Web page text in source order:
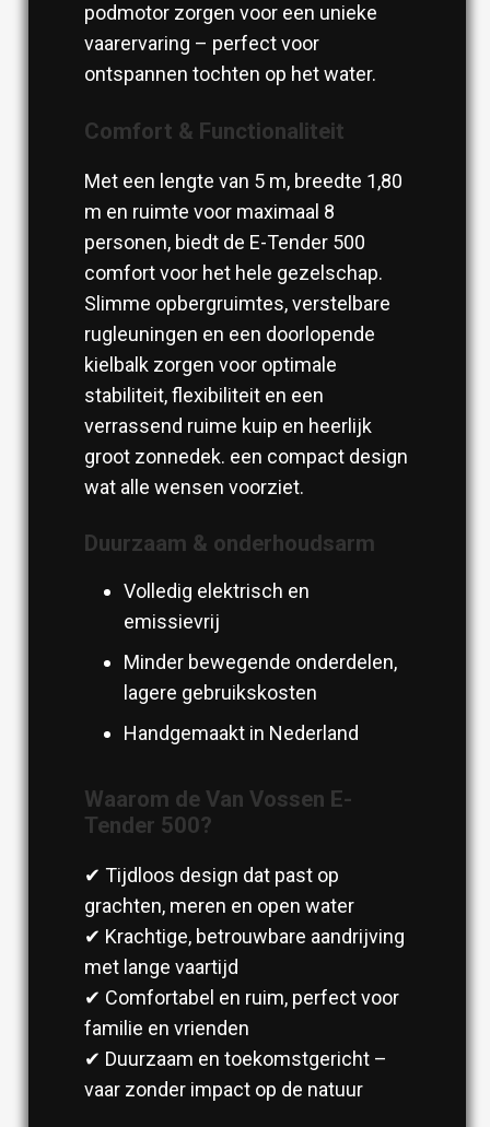
podmotor zorgen voor een unieke
vaarervaring – perfect voor
ontspannen tochten op het water.
Comfort & Functionaliteit
Met een lengte van 5 m, breedte 1,80
m en ruimte voor maximaal 8
personen, biedt de E-Tender 500
comfort voor het hele gezelschap.
Slimme opbergruimtes, verstelbare
rugleuningen en een doorlopende
kielbalk zorgen voor optimale
stabiliteit, flexibiliteit en een
verrassend ruime kuip en heerlijk
groot zonnedek. een compact design
wat alle wensen voorziet.
Duurzaam & onderhoudsarm
Volledig elektrisch en
emissievrij
Minder bewegende onderdelen,
lagere gebruikskosten
Handgemaakt in Nederland
Waarom de Van Vossen E-
Tender 500?
✔ Tijdloos design dat past op
grachten, meren en open water
✔ Krachtige, betrouwbare aandrijving
met lange vaartijd
✔ Comfortabel en ruim, perfect voor
familie en vrienden
✔ Duurzaam en toekomstgericht –
vaar zonder impact op de natuur